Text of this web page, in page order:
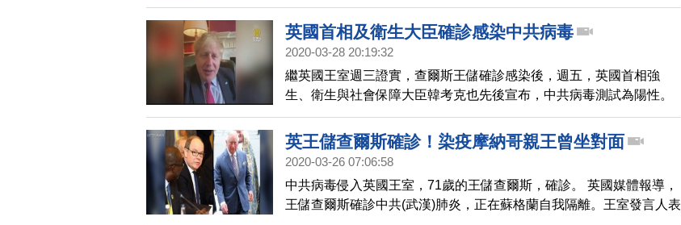
英國首相及衛生大臣確診感染中共病毒
2020-03-28 20:19:32
繼英國王室週三證實，查爾斯王儲確診感染後，週五，英國首相強
生、衛生與社會保障大臣韓考克也先後宣布，中共病毒測試為陽性。
英王儲查爾斯確診！染疫摩納哥親王曾坐對面
2020-03-26 07:06:58
中共病毒侵入英國王室，71歲的王儲查爾斯，確診。 英國媒體報導，
王儲查爾斯確診中共(武漢)肺炎，正在蘇格蘭自我隔離。王室發言人表